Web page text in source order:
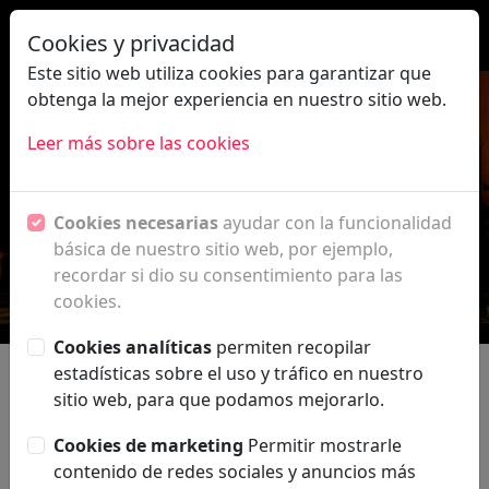
FESTIVAL
Cookies y privacidad
Este sitio web utiliza cookies para garantizar que
obtenga la mejor experiencia en nuestro sitio web.
Leer más sobre las cookies
Cookies necesariasayudar con la funcionalidad
básica de nuestro sitio web, por ejemplo,
recordar si dio su consentimiento para las
cookies.
Cookies analíticas permiten recopilar
estadísticas sobre el uso y tráfico en nuestro
sitio web, para que podamos mejorarlo.
Cookies de marketing Permitir mostrarle
contenido de redes sociales y anuncios más
Aviso legal
Aviso legal
La persona usuaria de este Portal deberá aceptar las
presentes condiciones y términos de uso que tienen